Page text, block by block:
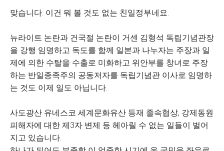
맞습니다. 이건 뭐 볼 것도 없는 친일정부네요.
뉴라이트 논란과 건국절 논란이 거센 김형석 독립기념관장
을 강행 임명하고 독도를 함께 일본과 나누자는 주장과 일
제에 의한 수탈을 수출로 미화하고 위안부를 창녀로 주장
하는 반일종족주의 공동저자를 독립기념관 이사로 임명하
는 것도 이제 일도 아닙니다.
사도광산 유네스코 세계문화유산 등재 졸속협상, 강제동원
피해자에 대한 제3자 변제 등 헤아릴 수 없는 일들이 벌어
지고 있습니다.